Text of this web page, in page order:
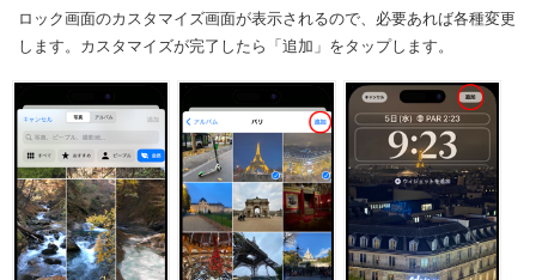
ロック画面のカスタマイズ画面が表示されるので、必要あれば各種変更
します。カスタマイズが完了したら「追加」をタップします。